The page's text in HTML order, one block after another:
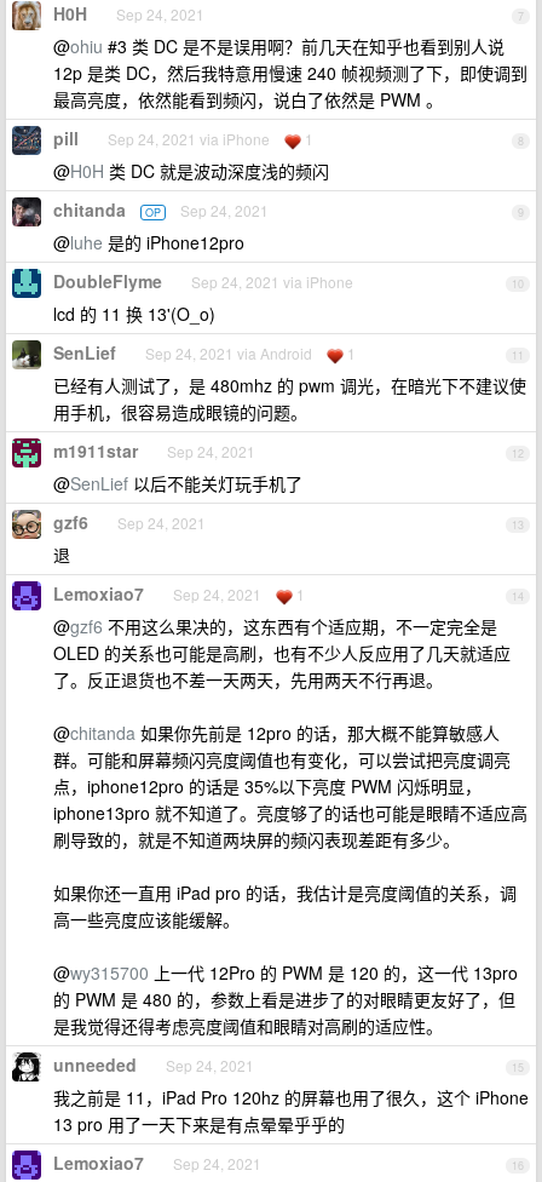
7
H0H Sep 24, 2021
@ohiu #3 类 DC 是不是误用啊？前几天在知乎也看到别人说
12p 是类 DC，然后我特意用慢速 240 帧视频测了下，即使调到
最高亮度，依然能看到频闪，说白了依然是 PWM 。
8
pill Sep 24, 2021 via iPhone 1
@H0H 类 DC 就是波动深度浅的频闪
9
chitanda OP Sep 24, 2021
@luhe 是的 iPhone12pro
10
DoubleFlyme Sep 24, 2021 via iPhone
lcd 的 11 换 13'(O_o)
11
SenLief Sep 24, 2021 via Android 1
已经有人测试了，是 480mhz 的 pwm 调光，在暗光下不建议使
用手机，很容易造成眼镜的问题。
12
m1911star Sep 24, 2021
@SenLief 以后不能关灯玩手机了
13
gzf6 Sep 24, 2021
退
14
Lemoxiao7 Sep 24, 2021 1
@gzf6 不用这么果决的，这东西有个适应期，不一定完全是
OLED 的关系也可能是高刷，也有不少人反应用了几天就适应
了。反正退货也不差一天两天，先用两天不行再退。
@chitanda 如果你先前是 12pro 的话，那大概不能算敏感人
群。可能和屏幕频闪亮度阈值也有变化，可以尝试把亮度调亮
点，iphone12pro 的话是 35%以下亮度 PWM 闪烁明显，
iphone13pro 就不知道了。亮度够了的话也可能是眼睛不适应高
刷导致的，就是不知道两块屏的频闪表现差距有多少。
如果你还一直用 iPad pro 的话，我估计是亮度阈值的关系，调
高一些亮度应该能缓解。
@wy315700 上一代 12Pro 的 PWM 是 120 的，这一代 13pro
的 PWM 是 480 的，参数上看是进步了的对眼睛更友好了，但
是我觉得还得考虑亮度阈值和眼睛对高刷的适应性。
15
unneeded Sep 24, 2021
我之前是 11，iPad Pro 120hz 的屏幕也用了很久，这个 iPhone
13 pro 用了一天下来是有点晕晕乎乎的
16
Lemoxiao7 Sep 24, 2021